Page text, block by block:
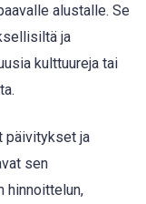
alustalle. Se
ja
kulttuureja tai
päivitykset ja
sen
hinnoittelun,